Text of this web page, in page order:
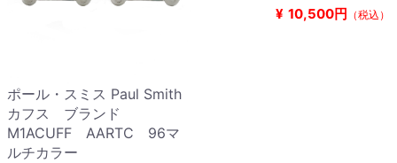
ポール・スミス Paul Smith
カフス ブランド
M1ACUFF AARTC 96マ
ルチカラー
¥ 10,500円 （税込）